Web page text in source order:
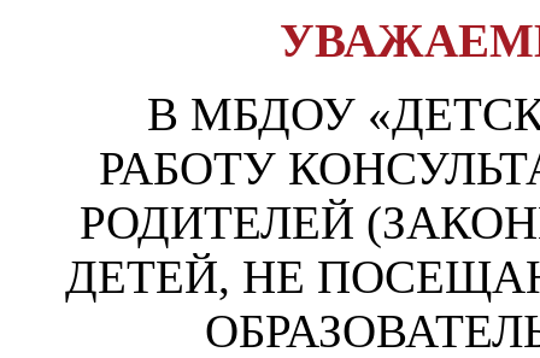
В МБДОУ
РАБОТУ
РОДИТЕЛЕЙ
ДЕТЕЙ, НЕ